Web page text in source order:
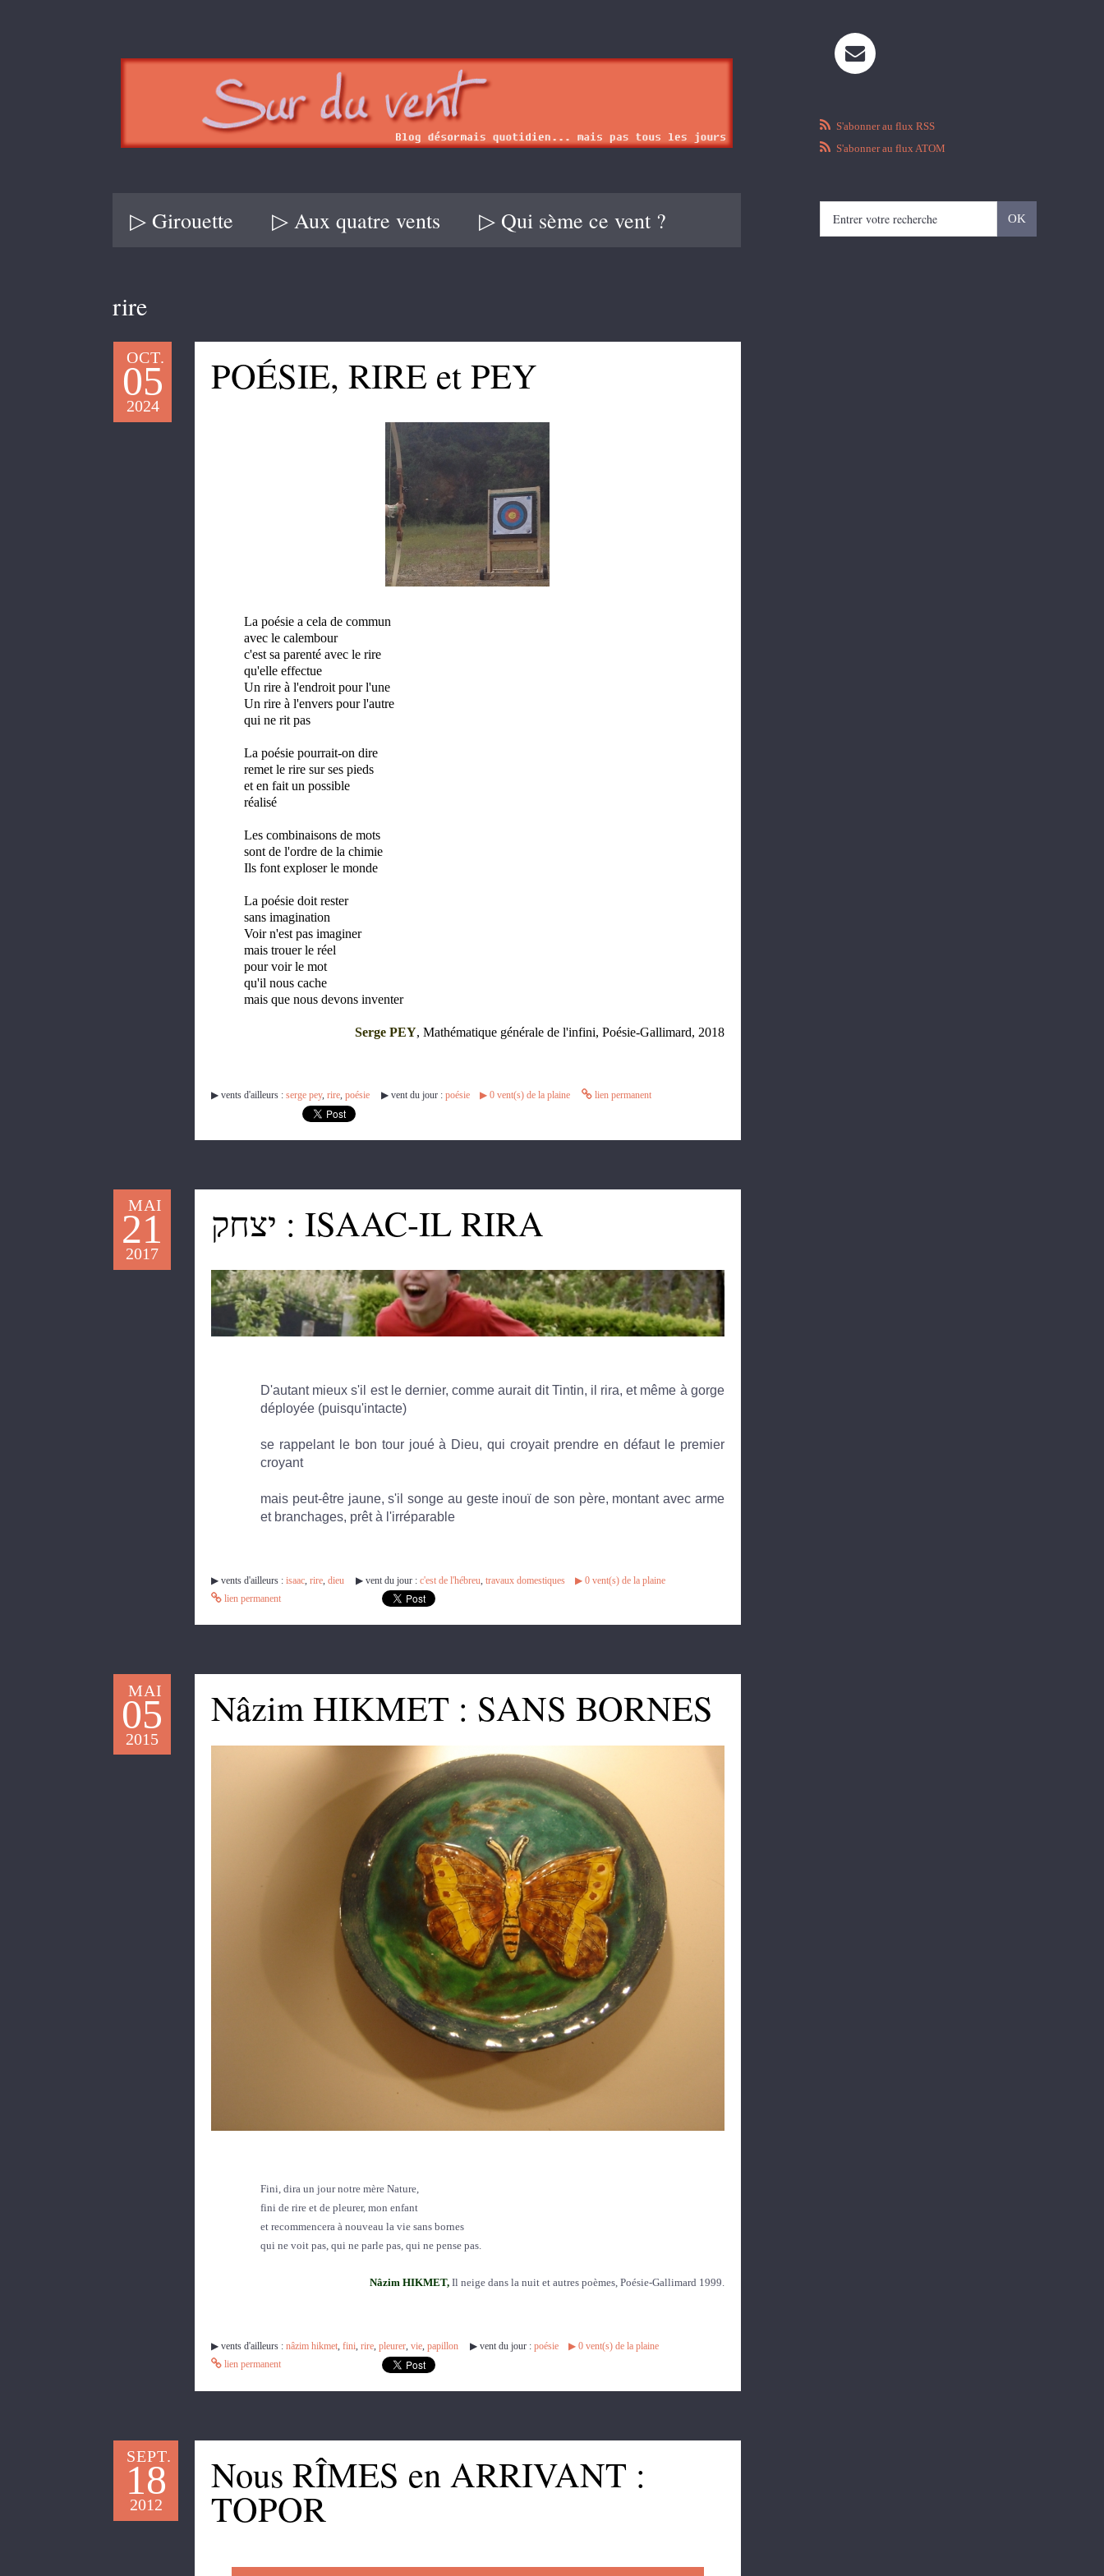
▷ Girouette ▷ Aux quatre vents ▷ Qui sème ce vent ?
rire
OCT.
05
2024
POÉSIE, RIRE et PEY
La poésie a cela de commun
avec le calembour
c'est sa parenté avec le rire
qu'elle effectue
Un rire à l'endroit pour l'une
Un rire à l'envers pour l'autre
qui ne rit pas
La poésie pourrait-on dire
remet le rire sur ses pieds
et en fait un possible
réalisé
Les combinaisons de mots
sont de l'ordre de la chimie
Ils font exploser le monde
La poésie doit rester
sans imagination
Voir n'est pas imaginer
mais trouer le réel
pour voir le mot
qu'il nous cache
mais que nous devons inventer
Serge PEY, Mathématique générale de l'infini, Poésie-Gallimard, 2018
▶︎ vents d'ailleurs : serge pey, rire, poésie ▶︎ vent du jour :poésie ▶︎ 0 vent(s) de la plaine lien permanent
MAI
21
2017
יצחק : ISAAC-IL RIRA
D'autant mieux s'il est le dernier, comme aurait dit Tintin, il rira, et même à gorge
déployée (puisqu'intacte)
se rappelant le bon tour joué à Dieu, qui croyait prendre en défaut le premier
croyant
mais peut-être jaune, s'il songe au geste inouï de son père, montant avec arme
et branchages, prêt à l'irréparable
▶︎ vents d'ailleurs : isaac, rire, dieu ▶︎ vent du jour :c'est de l'hébreu,travaux domestiques ▶︎ 0 vent(s) de la plaine
lien permanent
MAI
05
2015
Nâzim HIKMET : SANS BORNES
Fini, dira un jour notre mère Nature,
fini de rire et de pleurer, mon enfant
et recommencera à nouveau la vie sans bornes
qui ne voit pas, qui ne parle pas, qui ne pense pas.
Nâzim HIKMET,Il neige dans la nuit et autres poèmes, Poésie-Gallimard 1999.
▶︎ vents d'ailleurs : nâzim hikmet, fini, rire, pleurer, vie, papillon ▶︎ vent du jour :poésie ▶︎ 0 vent(s) de la plaine
lien permanent
SEPT.
18
2012
Nous RÎMES en ARRIVANT :
TOPOR
S'abonner au flux RSS
S'abonner au flux ATOM